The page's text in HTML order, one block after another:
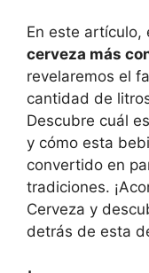
En este artículo,
cerveza más
revelaremos el
cantidad de
Descubre cuál
y cómo esta
convertido en
tradiciones.
Cerveza y
detrás de esta